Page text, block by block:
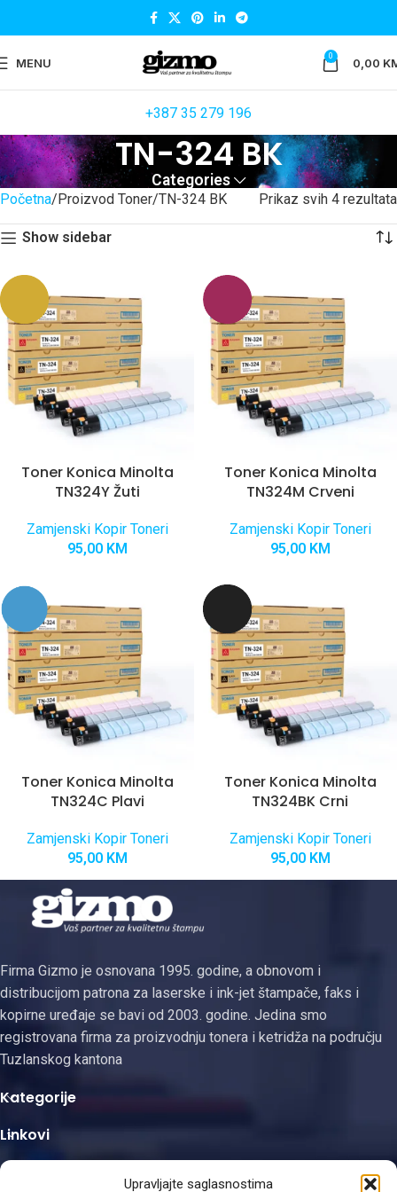
Upravljajte saglasnostima
MENU 0 0,00
+387 35 279 196
TN-324 BK
Categories
Početna Proizvod Toner TN-324 BK Prikaz svih 4 rezultata
Show sidebar
Toner Konica Minolta
TN324Y Žuti
Zamjenski Kopir Toneri
95,00 KM
Toner Konica Minolta
TN324M Crveni
Zamjenski Kopir Toneri
95,00 KM
Toner Konica Minolta
TN324C Plavi
Zamjenski Kopir Toneri
95,00 KM
Toner Konica Minolta
TN324BK Crni
Zamjenski Kopir Toneri
95,00 KM
Firma Gizmo je osnovana 1995. godine, a obnovom i
distribucijom patrona za laserske i ink-jet štampače, faks i
kopirne uređaje se bavi od 2003. godine. Jedina smo
registrovana firma za proizvodnju tonera i ketridža na području
Tuzlanskog kantona
Kategorije
Linkovi
Kontakt informacije